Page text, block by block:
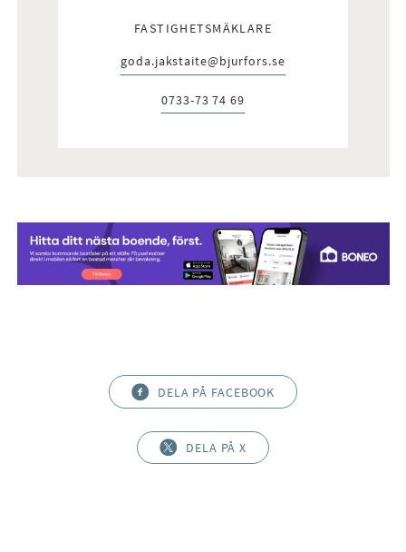
FASTIGHETSMÄKLARE
E-post:
goda.jakstaite@bjurfors.se
Telefon:
0733-73 74 69
DELA PÅ FACEBOOK
DELA PÅ X